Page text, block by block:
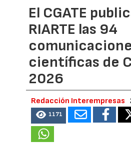
El CGATE
RIARTE las 94
científicas de
2026
Redacción Interempresas
1171